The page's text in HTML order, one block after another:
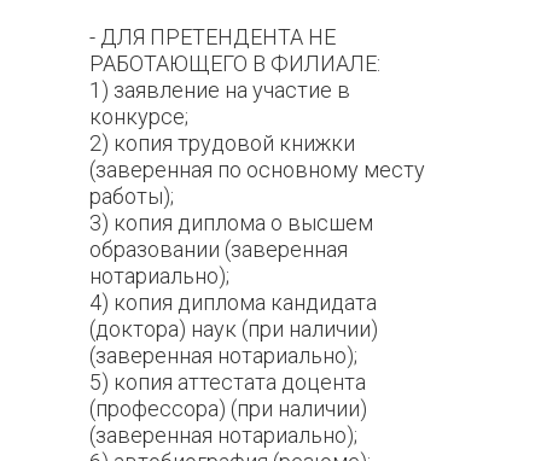
- ДЛЯ ПРЕТЕНДЕНТА НЕ
РАБОТАЮЩЕГО В ФИЛИАЛЕ:
1) заявление на участие в
конкурсе;
2) копия трудовой книжки
(заверенная по основному месту
работы);
3) копия диплома о высшем
образовании (заверенная
нотариально);
4) копия диплома кандидата
(доктора) наук (при наличии)
(заверенная нотариально);
5) копия аттестата доцента
(профессора) (при наличии)
(заверенная нотариально);